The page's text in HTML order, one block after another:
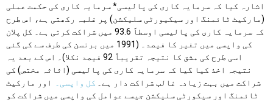
اشارہ کیا کہ سرمایہ کاری کی پالیسی* سرمایہ کاری کی حکمت عملی
(مارکیٹ ٹائمنگ اور سیکیورٹی سلیکشن) پر غلبہ رکھتی ہے، اس طرح
کہ سرمایہ کاری کی پالیسی اوسطاً 93.6 میں شراکت کرتی ہے۔ کل پلان
کی واپسی میں تغیر کا فیصد۔ (1991 میں برنسن کی طرف سے کی گئی
اسی طرح کی مشق کا نتیجہ تقریباً 92 فیصد نکلا)۔ اس کے بعد یہ
نتیجہ اخذ کیا گیا کہ سرمایہ کاری کی پالیسی (اثاثہ مختص) کی
شراکت میں بہت زیادہ غالب شراکت دار ہے۔
کل واپسی۔
اور مارکیٹ
ٹائمنگ اور سیکورٹی سلیکشن جیسے عوامل کی واپسی میں شراکت کو